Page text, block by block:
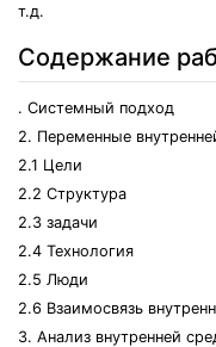
т.д.
Содержание
. Системный подход
2. Переменные
2.1 Цели
2.2 Структура
2.3 задачи
2.4 Технология
2.5 Люди
2.6 Взаимосвязь
3. Анализ внутренней